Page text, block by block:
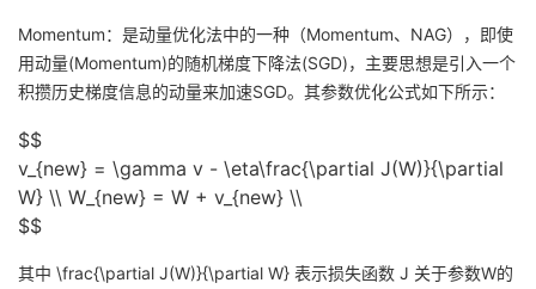
Momentum：是动量优化法中的一种（Momentum、NAG），即使
用动量(Momentum)的随机梯度下降法(SGD)，主要思想是引入一个
积攒历史梯度信息的动量来加速SGD。其参数优化公式如下所示：
$$
v_{new} = \gamma v - \eta\frac{\partial J(W)}{\partial
W} \\ W_{new} = W + v_{new} \\
$$
其中 \frac{\partial J(W)}{\partial W} 表示损失函数 J 关于参数W的